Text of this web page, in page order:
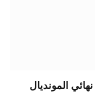
المونديال